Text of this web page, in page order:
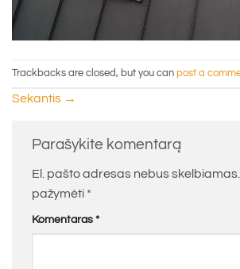
Trackbacks are closed, but you can post a
Sekantis →
Parašykite komentarą
El. pašto adresas nebus skelbiamas.
pažymėti *
Komentaras *